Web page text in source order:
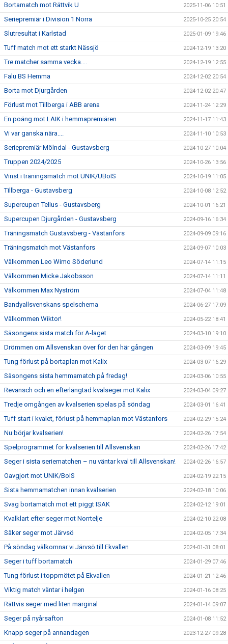
Bortamatch mot Rättvik U 2025-11-06 10:51
Seriepremiär i Division 1 Norra 2025-10-25 20:54
Slutresultat i Karlstad 2025-01-09 19:46
Tuff match mot ett starkt Nässjö 2024-12-19 13:20
Tre matcher samma vecka.... 2024-12-19 12:55
Falu BS Hemma 2024-12-02 20:54
Borta mot Djurgården 2024-12-02 20:47
Förlust mot Tillberga i ABB arena 2024-11-24 12:29
En poäng mot LAIK i hemmapremiären 2024-11-17 11:43
Vi var ganska nära.... 2024-11-10 10:53
Seriepremiär Mölndal - Gustavsberg 2024-10-27 10:04
Truppen 2024/2025 2024-10-26 13:56
Vinst i träningsmatch mot UNIK/UBoIS 2024-10-19 11:05
Tillberga - Gustavsberg 2024-10-08 12:52
Supercupen Tellus - Gustavsberg 2024-10-01 16:21
Supercupen Djurgården - Gustavsberg 2024-09-16 16:34
Träningsmatch Gustavsberg - Västanfors 2024-09-09 09:16
Träningsmatch mot Västanfors 2024-09-07 10:03
Välkommen Leo Wimo Söderlund 2024-07-14 11:15
Välkommen Micke Jakobsson 2024-07-14 11:11
Välkommen Max Nyström 2024-07-04 11:48
Bandyallsvenskans spelschema 2024-06-27 17:09
Välkommen Wiktor! 2024-05-22 18:41
Säsongens sista match för A-laget 2024-03-10 19:10
Drömmen om Allsvenskan över för den här gången 2024-03-09 19:45
Tung förlust på bortaplan mot Kalix 2024-03-07 16:29
Säsongens sista hemmamatch på fredag! 2024-03-06 10:55
Revansch och en efterlängtad kvalseger mot Kalix 2024-03-04 09:27
Tredje omgången av kvalserien spelas på söndag 2024-03-01 16:41
Tuff start i kvalet, förlust på hemmaplan mot Västanfors 2024-02-29 15:24
Nu börjar kvalserien! 2024-02-26 17:54
Spelprogrammet för kvalserien till Allsvenskan 2024-02-26 17:42
Seger i sista seriematchen – nu väntar kval till Allsvenskan! 2024-02-26 16:57
Oavgjort mot UNIK/BoIS 2024-02-19 22:15
Sista hemmamatchen innan kvalserien 2024-02-18 10:06
Svag bortamatch mot ett piggt ISAK 2024-02-12 19:01
Kvalklart efter seger mot Norrtelje 2024-02-10 22:08
Säker seger mot Järvsö 2024-02-05 17:34
På söndag välkomnar vi Järvsö till Ekvallen 2024-01-31 08:01
Seger i tuff bortamatch 2024-01-29 07:46
Tung förlust i toppmötet på Ekvallen 2024-01-21 12:46
Viktig match väntar i helgen 2024-01-16 08:25
Rättvis seger med liten marginal 2024-01-14 09:07
Seger på nyårsafton 2024-01-08 11:52
Knapp seger på annandagen 2023-12-27 09:28